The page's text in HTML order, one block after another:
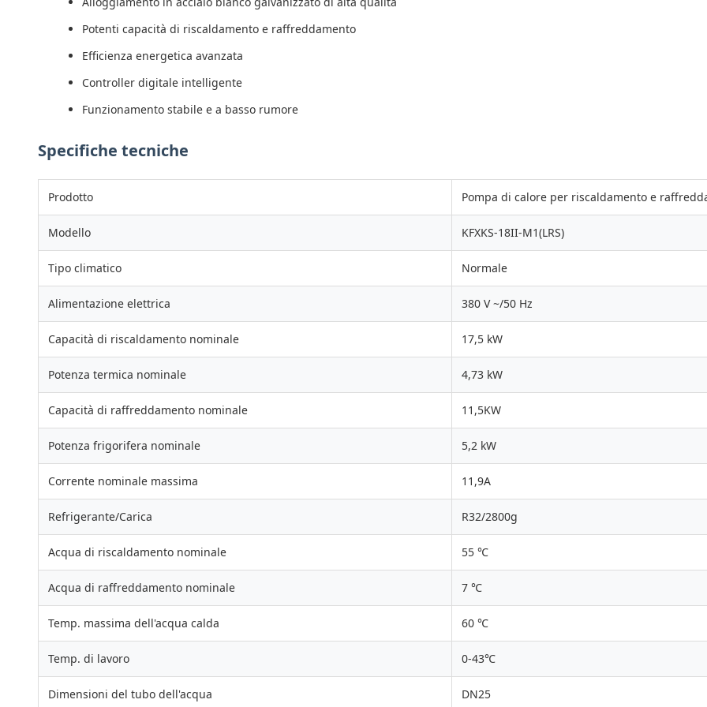
Potenti capacità di riscaldamento e raffreddamento
Efficienza energetica avanzata
Controller digitale intelligente
Funzionamento stabile e a basso rumore
Specifiche tecniche
Prodotto Pompa di calore per riscaldamento e
Modello KFXKS-18II-M1(LRS)
Tipo climatico Normale
Alimentazione elettrica 380 V ~/50 Hz
Capacità di riscaldamento nominale 17,5 kW
Potenza termica nominale 4,73 kW
Capacità di raffreddamento nominale 11,5KW
Potenza frigorifera nominale 5,2 kW
Corrente nominale massima 11,9A
Refrigerante/Carica R32/2800g
Acqua di riscaldamento nominale 55 ℃
Acqua di raffreddamento nominale 7 ℃
Temp. massima dell'acqua calda 60 ℃
Temp. di lavoro 0-43℃
Dimensioni del tubo dell'acqua DN25